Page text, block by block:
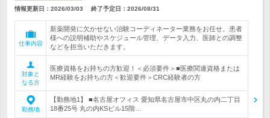
情報更新日：2026/03/03 終了予定日： 2026/08/31
仕事内容
新薬開発に欠かせない治験コーディネーター業務をお任せ。患者
様への説明補助やスケジュール管理、データ入力、医師との調整
などを担当いただきます。
対象と
なる方
医療資格をお持ちの方歓迎！＜必須要件＞■医療関連資格または
MR経験をお持ちの方＜歓迎要件＞CRC経験者の方
勤務地
【勤務地1】 ■名古屋オフィス 愛知県名古屋市中区丸の内二丁目
18番25号 丸の内KSビル15階…